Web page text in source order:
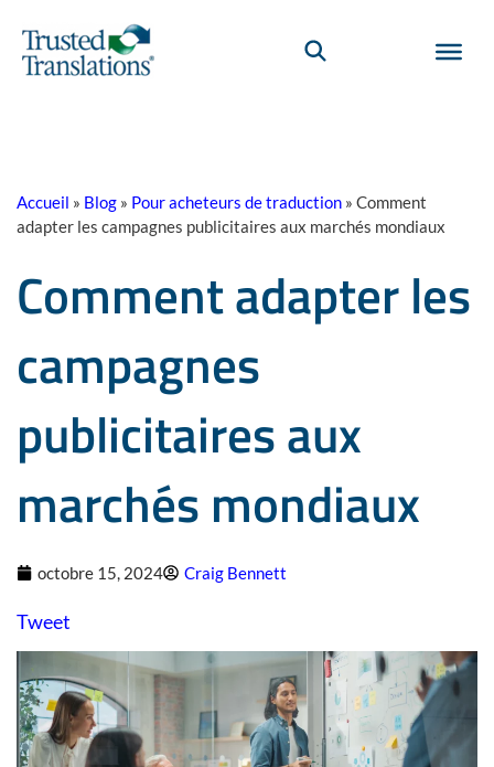
Accueil » Blog » Pour acheteurs de traduction » Comment
adapter les campagnes publicitaires aux marchés mondiaux
Comment adapter les
campagnes
publicitaires aux
marchés mondiaux
octobre 15, 2024 Craig Bennett
Tweet